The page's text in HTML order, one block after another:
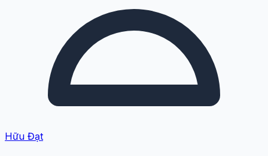
Hữu Đạt